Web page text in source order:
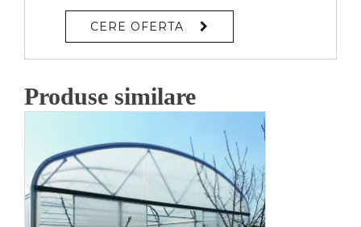
CERE OFERTA
Produse similare